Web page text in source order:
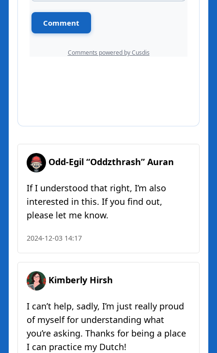
Odd-Egil “Oddzthrash” Auran
If I understood that right, I’m also
interested in this. If you find out,
please let me know.
2024-12-03 14:17
Kimberly Hirsh
I can’t help, sadly, I’m just really proud
of myself for understanding what
you’re asking. Thanks for being a place
I can practice my Dutch!